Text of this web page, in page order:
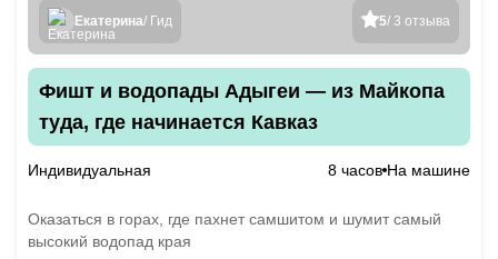
5/ 3 отзыва
Екатерина/ Гид
Фишт и водопады Адыгеи — из Майкопа
туда, где начинается Кавказ
Индивидуальная 8 часов На машине
Оказаться в горах, где пахнет самшитом и шумит самый
высокий водопад края